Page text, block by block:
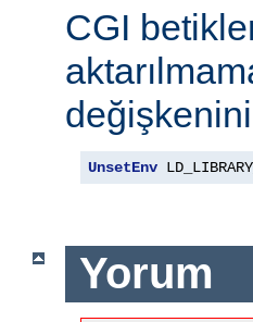
CGI
UnsetEnv
Yorum